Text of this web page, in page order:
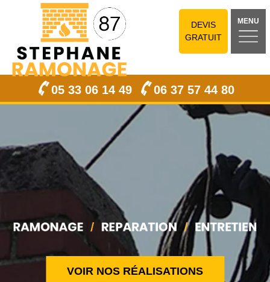
DEVIS
GRATUIT
MENU
05 33 06 14 49 06 37 57 44 80
VOIR NOS RÉALISATIONS